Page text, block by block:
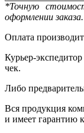
*Точную
оформлении заказа.
Оплата
Курьер-
чек.
Либо
Вся продукция
и имеет гарантию